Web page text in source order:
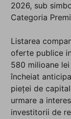
2026, sub
Categoria
Listarea
oferte publice
580 milioane
încheiat
pieței de
urmare a
investitorii de